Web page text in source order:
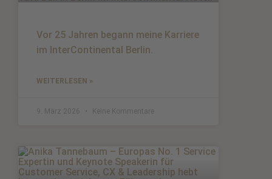
Vor 25 Jahren begann meine Karriere
im InterContinental Berlin.
WEITERLESEN »
9. März 2026 Keine Kommentare